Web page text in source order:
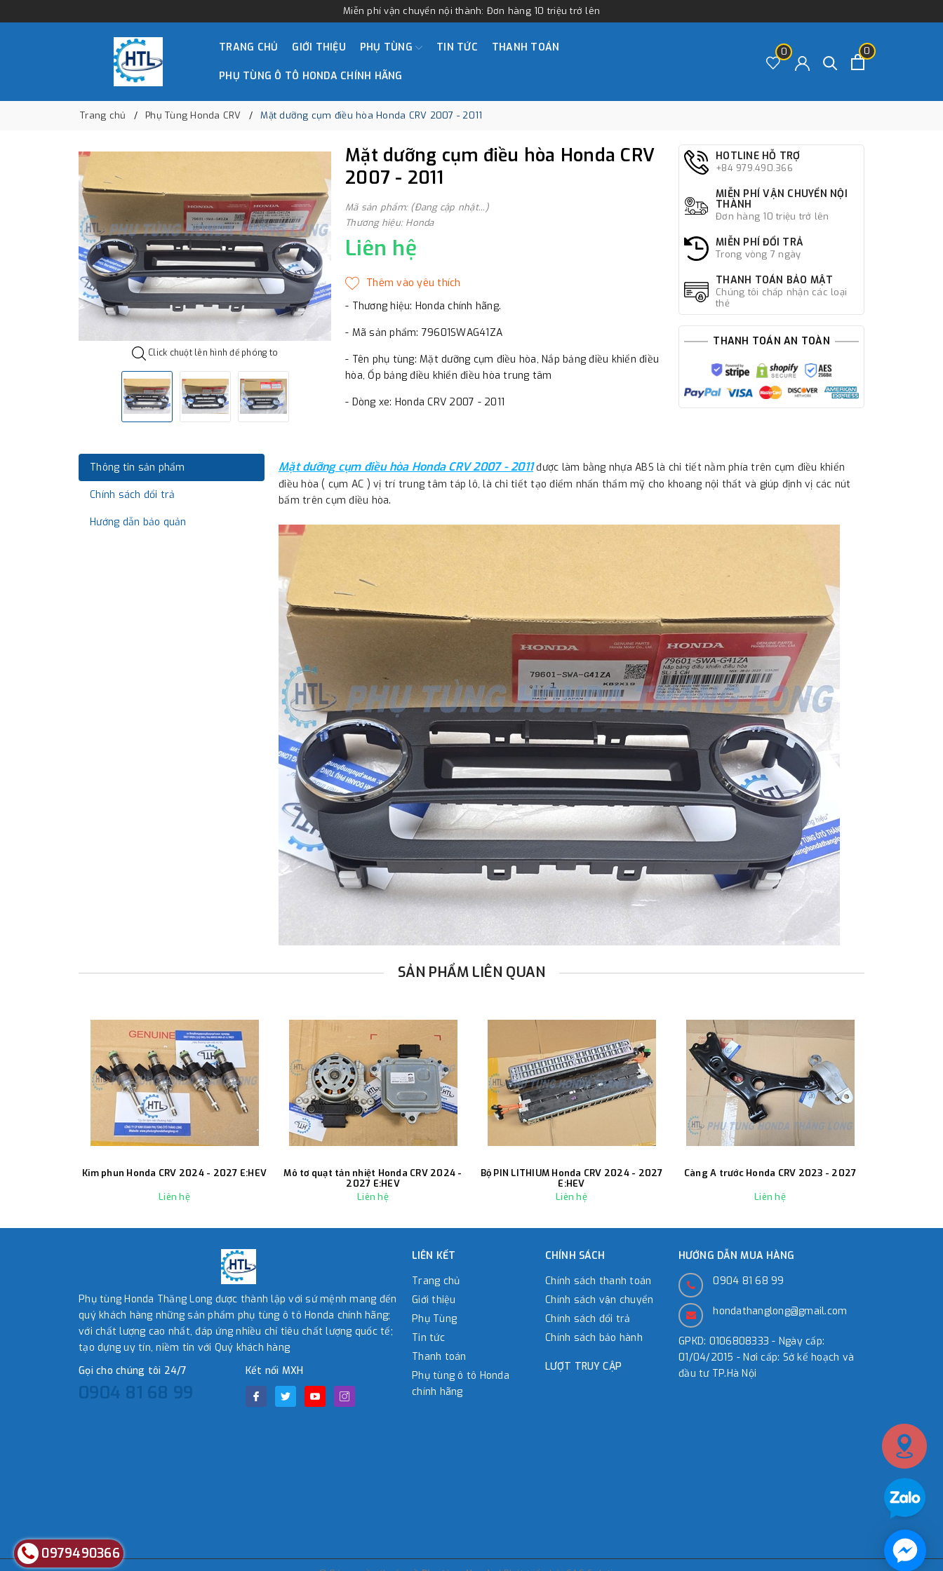
Miễn phí vận chuyển nội thành: Đơn hàng 10 triệu trở lên
TRANG CHỦ GIỚI THIỆU PHỤ TÙNG TIN TỨC THANH TOÁN
PHỤ TÙNG Ô TÔ HONDA CHÍNH HÃNG
0 0
Trang chủ Phụ Tùng Honda CRV Mặt dưỡng cụm điều hòa Honda CRV 2007 - 2011
Click chuột lên hình để phóng to
Mặt dưỡng cụm điều hòa Honda CRV
2007 - 2011
Mã sản phẩm: (Đang cập nhật...)
Thương hiệu: Honda
Liên hệ
- Thương hiệu: Honda chính hãng.
- Mã sản phẩm: 79601SWAG41ZA
- Tên phụ tùng: Mặt dưỡng cụm điều hòa, Nắp bảng điều khiển điều
hòa, Ốp bảng điều khiển điều hòa trung tâm
- Dòng xe: Honda CRV 2007 - 2011
HOTLINE HỖ TRỢ
+84 979.490.366
MIỄN PHÍ VẬN CHUYỂN NỘI
THÀNH
Đơn hàng 10 triệu trở lên
MIỄN PHÍ ĐỔI TRẢ
Trong vòng 7 ngày
THANH TOÁN BẢO MẬT
Chúng tôi chấp nhận các loại
thẻ
THANH TOÁN AN TOÀN
Thông tin sản phẩm
Chính sách đổi trả
Hướng dẫn bảo quản
Mặt dưỡng cụm điều hòa Honda CRV 2007 - 2011được làm bằng nhựa ABS là chi tiết nằm phía trên cụm điều khiển
điều hòa ( cụm AC ) vị trí trung tâm táp lô, là chi tiết tạo điểm nhấn thẩm mỹ cho khoang nội thất và giúp định vị các nút
bấm trên cụm điều hòa.
SẢN PHẨM LIÊN QUAN
Kim phun Honda CRV 2024 - 2027 E:HEV
Liên hệ
Mô tơ quạt tản nhiệt Honda CRV 2024 -
2027 E:HEV
Liên hệ
Bộ PIN LITHIUM Honda CRV 2024 - 2027
E:HEV
Liên hệ
Càng A trước Honda CRV 2023 - 2027
Liên hệ
Phụ tùng Honda Thăng Long được thành lập với sứ mệnh mang đến
quý khách hàng những sản phẩm phụ tùng ô tô Honda chính hãng;
với chất lượng cao nhất, đáp ứng nhiều chỉ tiêu chất lượng quốc tế;
tạo dựng uy tín, niềm tin với Quý khách hàng
Gọi cho chúng tôi 24/7
0904 81 68 99
Kết nối MXH
LIÊN KẾT
Trang chủ
Giới thiệu
Phụ Tùng
Tin tức
Thanh toán
Phụ tùng ô tô Honda
chính hãng
CHÍNH SÁCH
Chính sách thanh toán
Chính sách vận chuyển
Chính sách đổi trả
Chính sách bảo hành
LƯỢT TRUY CẬP
HƯỚNG DẪN MUA HÀNG
0904 81 68 99
hondathanglong@gmail.com
GPKD: 0106808333 - Ngày cấp:
01/04/2015 - Nơi cấp: Sở kế hoạch và
đầu tư TP.Hà Nội
0979490366